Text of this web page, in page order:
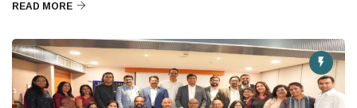
READ MORE